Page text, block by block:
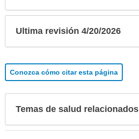
Ultima revisión 4/20/2026
Conozca cómo citar esta página
Temas de salud relacionados